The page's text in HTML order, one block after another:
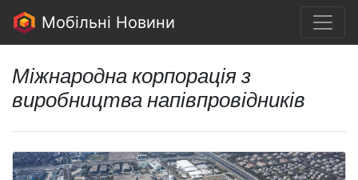
Мобільні Новини
Міжнародна корпорація з
виробництва напівпровідників